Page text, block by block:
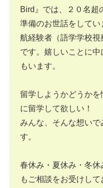
Bird』では、２０名超
準備のお世話をして
航経験者（語学学校視
です。嬉しいことに
もいます。
留学しようかどうか
に留学して欲しい！
みんな、そんな想いで
す。
春休み・夏休み・冬
もご相談をお受けし